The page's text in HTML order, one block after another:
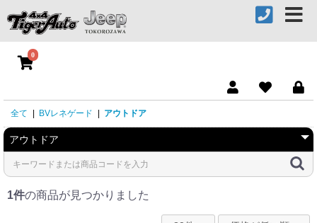
0
全て BVレネゲード アウトドア
1件の商品が見つかりました